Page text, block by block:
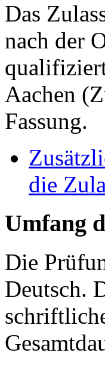
Das
nach der
Aachen
Fassung.
die
Umfang
Die
Deutsch.